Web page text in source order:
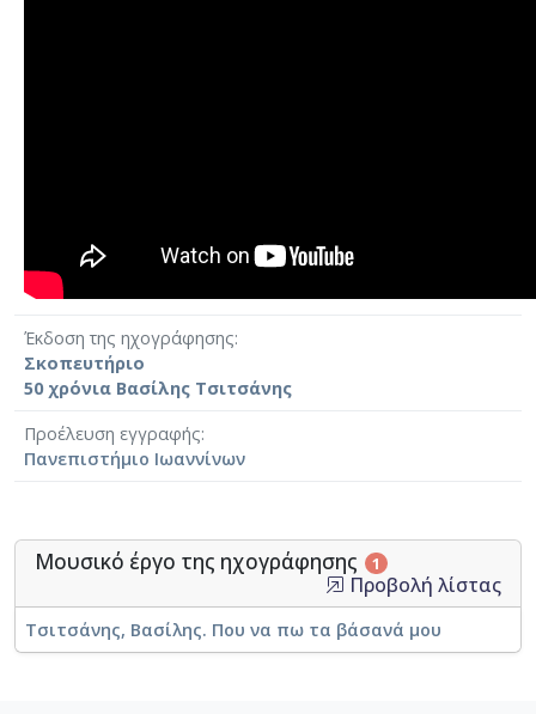
Έκδοση της ηχογράφησης
Σκοπευτήριο
50 χρόνια Βασίλης Τσιτσάνης
Προέλευση εγγραφής
Πανεπιστήμιο Ιωαννίνων
Μουσικό έργο της ηχογράφησης 1
Προβολή λίστας
Τσιτσάνης, Βασίλης. Που να πω τα βάσανά μου